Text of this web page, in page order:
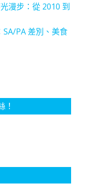
漫步：從 2010 到
PA 差別、美食
！